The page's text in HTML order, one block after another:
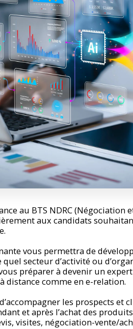
au BTS NDRC (Négociation
aux candidats
vous permettra de
secteur d’activité ou
préparer à devenir un
distance comme en e-relation.
les prospects et
et après l’achat des
visites, négociation-vente/